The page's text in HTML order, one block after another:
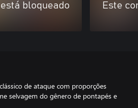
bloqueado Este
de ataque com proporções
selvagem do gênero de pontapés e